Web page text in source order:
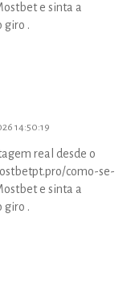
e sinta a
giro .
14:50:19
real desde o
como-se-
e sinta a
giro .